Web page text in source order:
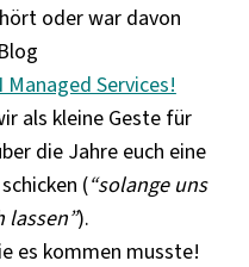
oder war davon
Managed Services!
als kleine Geste für
die Jahre euch eine
(“solange uns
lassen”).
es kommen musste!